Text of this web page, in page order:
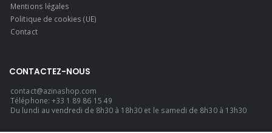
Mentions légales
Politique de cookies (UE)
Contact
CONTACTEZ-NOUS
contact@azinashop.com
Téléphone: +33 1 89 86 15 49
Du lundi au vendredi de 8h30 à 18h30 et le samedi de 8h30 à 13h30